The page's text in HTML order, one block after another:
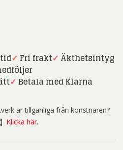
✓ Fri frakt✓ Äkthetsintyg
✓ Betala med Klarna
är tillgänliga från konstnären?
Klicka här.